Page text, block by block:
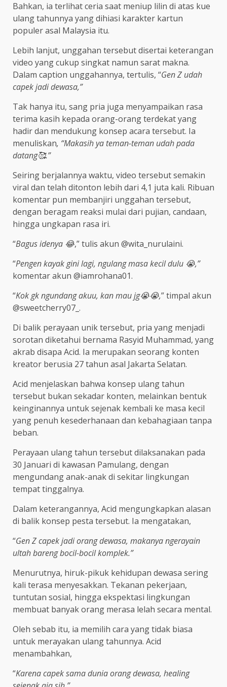
Bahkan, ia terlihat ceria saat meniup lilin di atas kue
ulang tahunnya yang dihiasi karakter kartun
populer asal Malaysia itu.
Lebih lanjut, unggahan tersebut disertai keterangan
video yang cukup singkat namun sarat makna.
Dalam caption unggahannya, tertulis, “Gen Z udah
capek jadi dewasa,”
Tak hanya itu, sang pria juga menyampaikan rasa
terima kasih kepada orang-orang terdekat yang
hadir dan mendukung konsep acara tersebut. Ia
menuliskan, “Makasih ya teman-teman udah pada
datang🥰.”
Seiring berjalannya waktu, video tersebut semakin
viral dan telah ditonton lebih dari 4,1 juta kali. Ribuan
komentar pun membanjiri unggahan tersebut,
dengan beragam reaksi mulai dari pujian, candaan,
hingga ungkapan rasa iri.
“Bagus idenya 😂,” tulis akun @wita_nurulaini.
“Pengen kayak gini lagi, ngulang masa kecil dulu 😭,”
komentar akun @iamrohana01.
“Kok gk ngundang akuu, kan mau jg😭😭,” timpal akun
@sweetcherry07_.
Di balik perayaan unik tersebut, pria yang menjadi
sorotan diketahui bernama Rasyid Muhammad, yang
akrab disapa Acid. Ia merupakan seorang konten
kreator berusia 27 tahun asal Jakarta Selatan.
Acid menjelaskan bahwa konsep ulang tahun
tersebut bukan sekadar konten, melainkan bentuk
keinginannya untuk sejenak kembali ke masa kecil
yang penuh kesederhanaan dan kebahagiaan tanpa
beban.
Perayaan ulang tahun tersebut dilaksanakan pada
30 Januari di kawasan Pamulang, dengan
mengundang anak-anak di sekitar lingkungan
tempat tinggalnya.
Dalam keterangannya, Acid mengungkapkan alasan
di balik konsep pesta tersebut. Ia mengatakan,
“Gen Z capek jadi orang dewasa, makanya ngerayain
ultah bareng bocil-bocil komplek.”
Menurutnya, hiruk-pikuk kehidupan dewasa sering
kali terasa menyesakkan. Tekanan pekerjaan,
tuntutan sosial, hingga ekspektasi lingkungan
membuat banyak orang merasa lelah secara mental.
Oleh sebab itu, ia memilih cara yang tidak biasa
untuk merayakan ulang tahunnya. Acid
menambahkan,
“Karena capek sama dunia orang dewasa, healing